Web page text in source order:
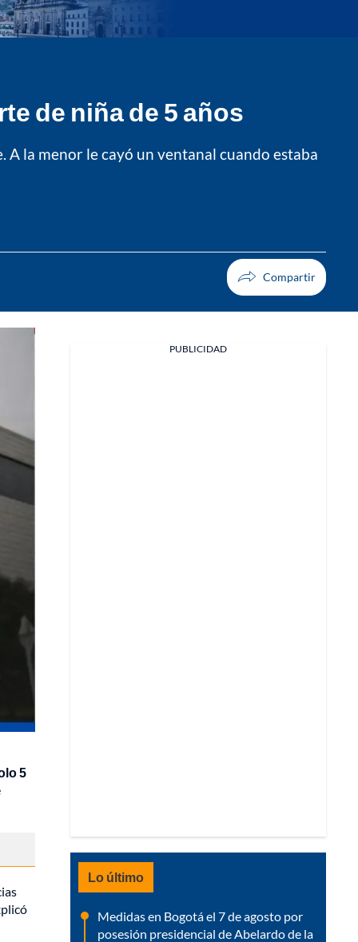
de niña de 5 años
la menor le cayó un ventanal cuando estaba
5
PUBLICIDAD
Lo último
Medidas en Bogotá el 7 de agosto por
posesión presidencial de Abelardo de la